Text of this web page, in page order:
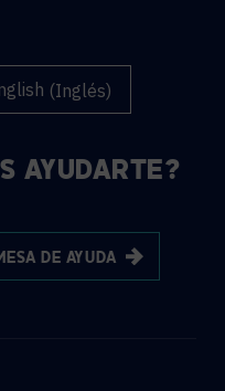
(Inglés)
AYUDARTE?
DE AYUDA